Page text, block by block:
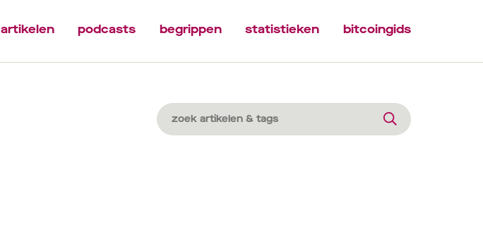
artikelen podcasts begrippen statistieken bitcoingids